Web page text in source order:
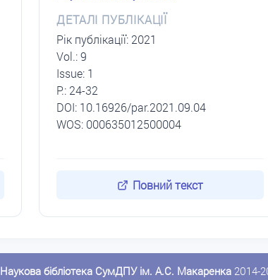
ДЕТАЛІ ПУБЛІКАЦІЇ
Рік публікації: 2021
Vol.: 9
Issue: 1
P.: 24-32
DОI: 10.16926/par.2021.09.04
WOS: 000635012500004
Повний текст
Наукова бібліотека СумДПУ ім. А.С. Макаренка 2014-